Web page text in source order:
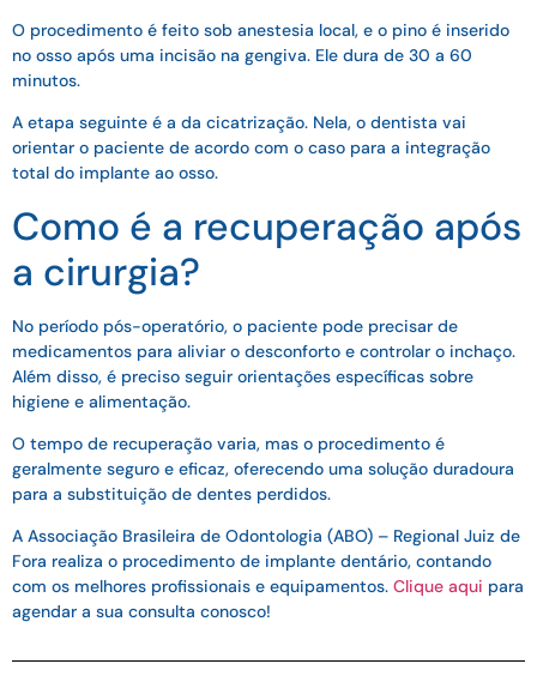
O procedimento é feito sob anestesia local, e o pino é inserido
no osso após uma incisão na gengiva. Ele dura de 30 a 60
minutos.
A etapa seguinte é a da cicatrização. Nela, o dentista vai
orientar o paciente de acordo com o caso para a integração
total do implante ao osso.
Como é a recuperação após
a cirurgia?
No período pós-operatório, o paciente pode precisar de
medicamentos para aliviar o desconforto e controlar o inchaço.
Além disso, é preciso seguir orientações específicas sobre
higiene e alimentação.
O tempo de recuperação varia, mas o procedimento é
geralmente seguro e eficaz, oferecendo uma solução duradoura
para a substituição de dentes perdidos.
A Associação Brasileira de Odontologia (ABO) – Regional Juiz de
Fora realiza o procedimento de implante dentário, contando
com os melhores profissionais e equipamentos. Clique aqui para
agendar a sua consulta conosco!